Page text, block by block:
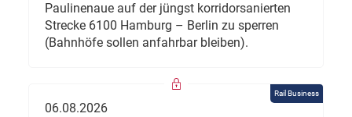
Paulinenaue auf der jüngst korridorsanierten
Strecke 6100 Hamburg – Berlin zu sperren
(Bahnhöfe sollen anfahrbar bleiben).
Rail Business
06.08.2026